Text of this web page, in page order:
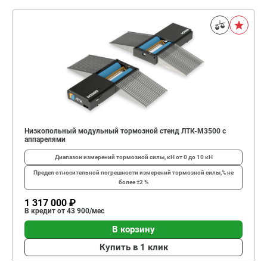
Низкопольный модульный тормозной стенд ЛТК-М3500 с
аппарелями
Диапазон измерений тормозной силы, кНот 0 до 10 кН
Предел относительной погрешности измерений тормозной силы,%не
более ±2 %
1 317 000 ₽
В кредит от 43 900/мес
В корзину
Купить в 1 клик